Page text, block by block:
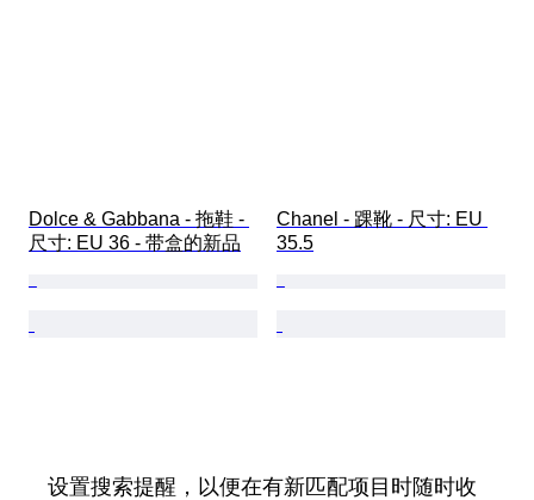
Dolce & Gabbana - 拖鞋 -
尺寸: EU 36 - 带盒的新品
Chanel - 踝靴 - 尺寸: EU
35.5
设置搜索提醒，以便在有新匹配项目时随时收